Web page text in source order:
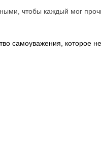
чтобы каждый мог
самоуважения, которое